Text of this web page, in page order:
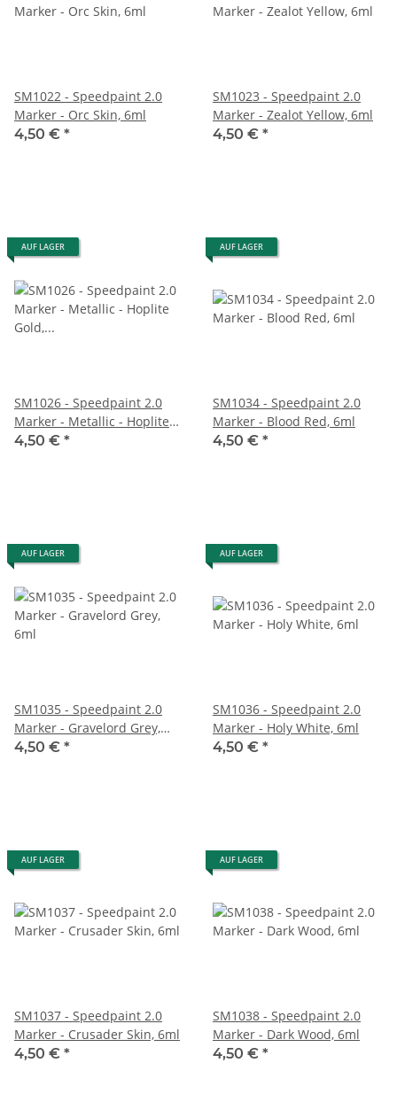
SM1022 - Speedpaint 2.0
Marker - Orc Skin, 6ml
4,50 € *
SM1023 - Speedpaint 2.0
Marker - Zealot Yellow, 6ml
4,50 € *
AUF LAGER
SM1026 - Speedpaint 2.0
Marker - Metallic - Hoplite
Gold, 6ml
4,50 € *
AUF LAGER
SM1034 - Speedpaint 2.0
Marker - Blood Red, 6ml
4,50 € *
AUF LAGER
SM1035 - Speedpaint 2.0
Marker - Gravelord Grey,
6ml
4,50 € *
AUF LAGER
SM1036 - Speedpaint 2.0
Marker - Holy White, 6ml
4,50 € *
AUF LAGER
SM1037 - Speedpaint 2.0
Marker - Crusader Skin, 6ml
4,50 € *
AUF LAGER
SM1038 - Speedpaint 2.0
Marker - Dark Wood, 6ml
4,50 € *